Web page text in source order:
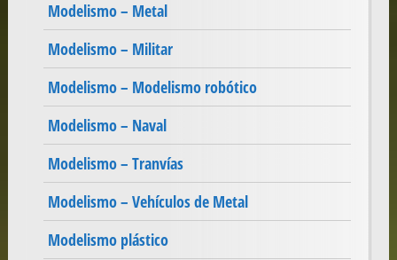
Modelismo – Metal
Modelismo – Militar
Modelismo – Modelismo robótico
Modelismo – Naval
Modelismo – Tranvías
Modelismo – Vehículos de Metal
Modelismo plástico